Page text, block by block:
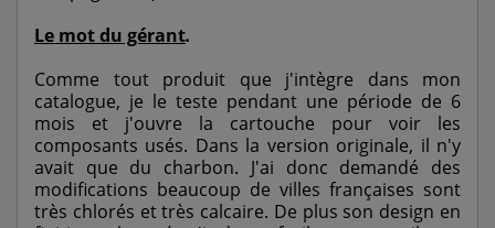
Le mot du gérant.
Comme tout produit que j'intègre dans mon
catalogue, je le teste pendant une période de 6
mois et j'ouvre la cartouche pour voir les
composants usés. Dans la version originale, il n'y
avait que du charbon. J'ai donc demandé des
modifications beaucoup de villes françaises sont
très chlorés et très calcaire. De plus son design en